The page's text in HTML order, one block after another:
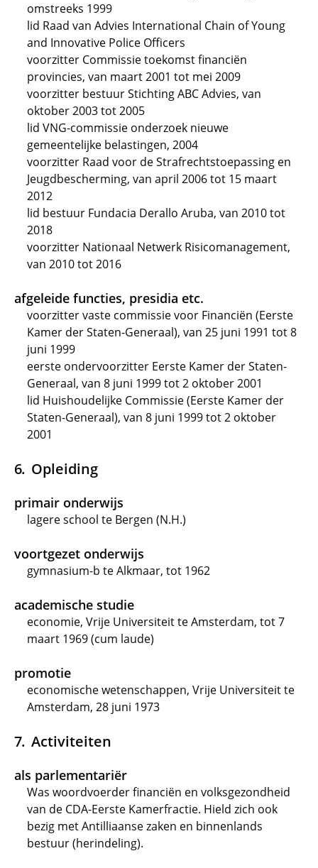
omstreeks 1999
lid Raad van Advies International Chain of Young
and Innovative Police Officers
voorzitter Commissie toekomst financiën
provincies, van maart 2001 tot mei 2009
voorzitter bestuur Stichting ABC Advies, van
oktober 2003 tot 2005
lid VNG-commissie onderzoek nieuwe
gemeentelijke belastingen, 2004
voorzitter Raad voor de Strafrechtstoepassing en
Jeugdbescherming, van april 2006 tot 15 maart
2012
lid bestuur Fundacia Derallo Aruba, van 2010 tot
2018
voorzitter Nationaal Netwerk Risicomanagement,
van 2010 tot 2016
afgeleide functies, presidia etc.
voorzitter vaste commissie voor Financiën (Eerste
Kamer der Staten-Generaal), van 25 juni 1991 tot 8
juni 1999
eerste ondervoorzitter Eerste Kamer der Staten-
Generaal, van 8 juni 1999 tot 2 oktober 2001
lid Huishoudelijke Commissie (Eerste Kamer der
Staten-Generaal), van 8 juni 1999 tot 2 oktober
2001
Opleiding
primair onderwijs
lagere school te Bergen (N.H.)
voortgezet onderwijs
gymnasium-b te Alkmaar, tot 1962
academische studie
economie, Vrije Universiteit te Amsterdam, tot 7
maart 1969 (cum laude)
promotie
economische wetenschappen, Vrije Universiteit te
Amsterdam, 28 juni 1973
Activiteiten
als parlementariër
Was woordvoerder financiën en volksgezondheid
van de CDA-Eerste Kamerfractie. Hield zich ook
bezig met Antilliaanse zaken en binnenlands
bestuur (herindeling).